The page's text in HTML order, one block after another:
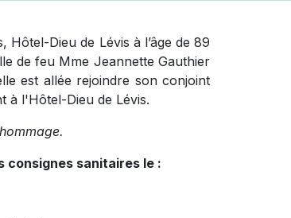
Hôtel-Dieu de Lévis à l’âge de 89
de feu Mme Jeannette Gauthier
est allée rejoindre son conjoint
à l'Hôtel-Dieu de Lévis.
consignes sanitaires le :